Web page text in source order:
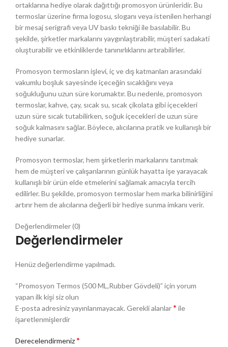
ortaklarına hediye olarak dağıttığı promosyon ürünleridir. Bu
termoslar üzerine firma logosu, sloganı veya istenilen herhangi
bir mesaj serigrafi veya UV baskı tekniği ile basılabilir. Bu
şekilde, şirketler markalarını yaygınlaştırabilir, müşteri sadakati
oluşturabilir ve etkinliklerde tanınırlıklarını artırabilirler.
Promosyon termosların işlevi, iç ve dış katmanları arasındaki
vakumlu boşluk sayesinde içeceğin sıcaklığını veya
soğukluğunu uzun süre korumaktır. Bu nedenle, promosyon
termoslar, kahve, çay, sıcak su, sıcak çikolata gibi içecekleri
uzun süre sıcak tutabilirken, soğuk içecekleri de uzun süre
soğuk kalmasını sağlar. Böylece, alıcılarına pratik ve kullanışlı bir
hediye sunarlar.
Promosyon termoslar, hem şirketlerin markalarını tanıtmak
hem de müşteri ve çalışanlarının günlük hayatta işe yarayacak
kullanışlı bir ürün elde etmelerini sağlamak amacıyla tercih
edilirler. Bu şekilde, promosyon termoslar hem marka bilinirliğini
artırır hem de alıcılarına değerli bir hediye sunma imkanı verir.
Değerlendirmeler (0)
Değerlendirmeler
Henüz değerlendirme yapılmadı.
“Promosyon Termos (500 ML,Rubber Gövdeli)” için yorum
yapan ilk kişi siz olun
E-posta adresiniz yayınlanmayacak.Gerekli alanlar* ile
işaretlenmişlerdir
Derecelendirmeniz*